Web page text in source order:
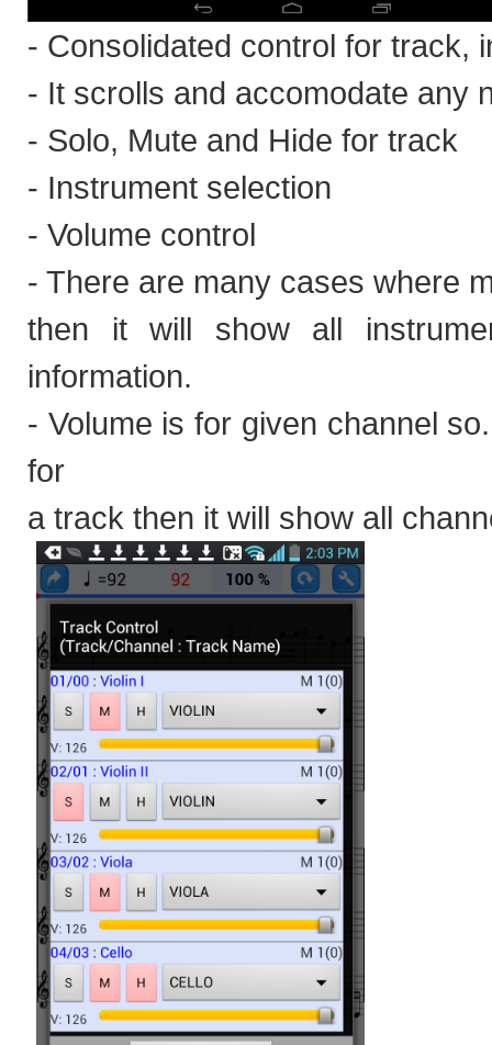
- Consolidated control for track,
- It scrolls and accomodate any
- Solo, Mute and Hide for track
- Instrument selection
- Volume control
- There are many cases where
then it will show all
information.
- Volume is for given channel
for
a track then it will show all